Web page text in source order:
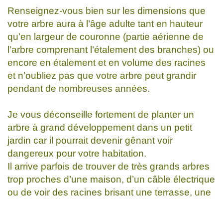
Renseignez-vous bien sur les dimensions que
votre arbre aura à l’âge adulte tant en hauteur
qu’en largeur de couronne (partie aérienne de
l’arbre comprenant l’étalement des branches) ou
encore en étalement et en volume des racines
et n’oubliez pas que votre arbre peut grandir
pendant de nombreuses années.
Je vous déconseille fortement de planter un
arbre à grand développement dans un petit
jardin car il pourrait devenir gênant voir
dangereux pour votre habitation.
Il arrive parfois de trouver de très grands arbres
trop proches d’une maison, d’un câble électrique
ou de voir des racines brisant une terrasse, une